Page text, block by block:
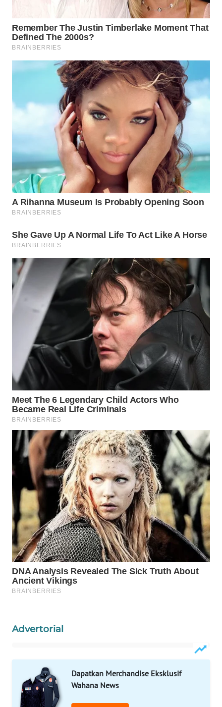
Advertorial
Dapatkan Merchandise Eksklusif
Wahana News
WN
BORNEO
Wahana
Media
WAHANA
WAHANA
ADVOKAT
WAHANA
WAHANA
KONSUMEN
WAHANA
LISTRIK
WAHANA
TRAVEL
WAHANA
TV
WAHANANEWS
ID
WAHANANEWS
CO ID
WAHANANEWS
NET
WAHANA
SPORT
WAHANA
UMKM
WAHANA
SELEB
PERSONA
WAHANA
HEALTH